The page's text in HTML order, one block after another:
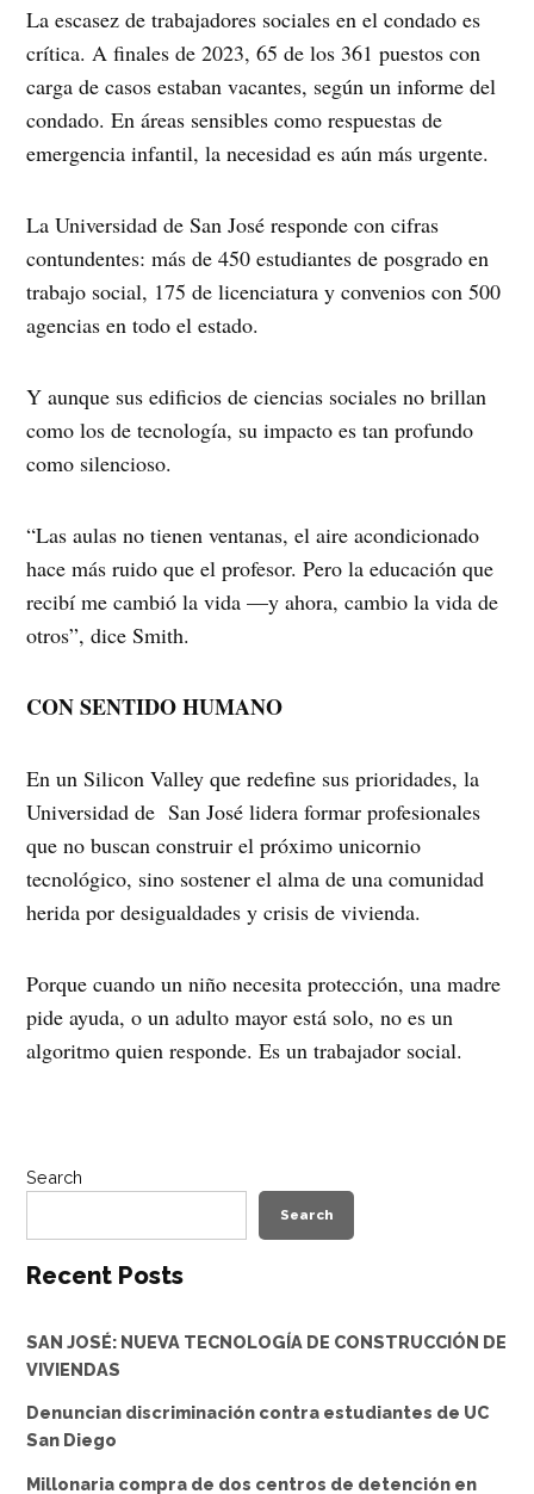
La escasez de trabajadores sociales en el condado es
crítica. A finales de 2023, 65 de los 361 puestos con
carga de casos estaban vacantes, según un informe del
condado. En áreas sensibles como respuestas de
emergencia infantil, la necesidad es aún más urgente.
La Universidad de San José responde con cifras
contundentes: más de 450 estudiantes de posgrado en
trabajo social, 175 de licenciatura y convenios con 500
agencias en todo el estado.
Y aunque sus edificios de ciencias sociales no brillan
como los de tecnología, su impacto es tan profundo
como silencioso.
“Las aulas no tienen ventanas, el aire acondicionado
hace más ruido que el profesor. Pero la educación que
recibí me cambió la vida —y ahora, cambio la vida de
otros”, dice Smith.
CON SENTIDO HUMANO
En un Silicon Valley que redefine sus prioridades, la
Universidad de San José lidera formar profesionales
que no buscan construir el próximo unicornio
tecnológico, sino sostener el alma de una comunidad
herida por desigualdades y crisis de vivienda.
Porque cuando un niño necesita protección, una madre
pide ayuda, o un adulto mayor está solo, no es un
algoritmo quien responde. Es un trabajador social.
Search
Search
Recent Posts
SAN JOSÉ: NUEVA TECNOLOGÍA DE CONSTRUCCIÓN DE
VIVIENDAS
Denuncian discriminación contra estudiantes de UC
San Diego
Millonaria compra de dos centros de detención en